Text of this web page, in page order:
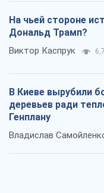
На чьей стороне
Дональд Трамп?
Виктор Каспрук
В Киеве вырубили
деревьев ради
Генплану
Владислав